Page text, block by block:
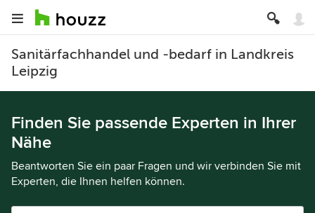
Sanitärfachhandel und -bedarf in Landkreis
Leipzig
Finden Sie passende Experten in Ihrer
Nähe
Beantworten Sie ein paar Fragen und wir verbinden Sie mit
Experten, die Ihnen helfen können.